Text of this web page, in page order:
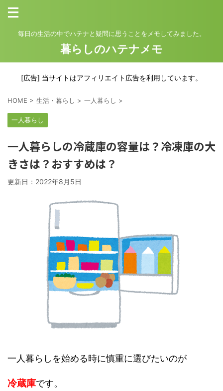
毎日の生活の中でハテナと疑問に思うことをメモしてみました。
暮らしのハテナメモ
[広告] 当サイトはアフィリエイト広告を利用しています。
HOME > 生活・暮らし > 一人暮らし >
一人暮らし
一人暮らしの冷蔵庫の容量は？冷凍庫の大
きさは？おすすめは？
更新日： 2022年8月5日
一人暮らしを始める時に慎重に選びたいのが
冷蔵庫です。